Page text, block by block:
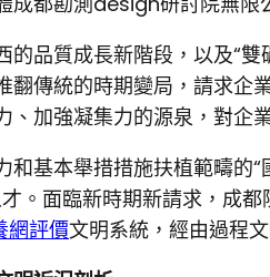
的品質成長新階段，以及“
翻傳統的時期變局，請求
、加強凝集力的源泉，對企
和基本舉措措施扶植範疇的
。面臨新時期新請求，成
網評價文明系統，經由過程